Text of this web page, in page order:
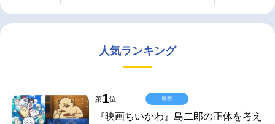
人気ランキング
第1位
『映画ちいかわ』島二郎の正体を考え
映画